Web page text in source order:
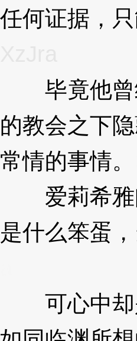
任何证据，
毕竟他曾
的教会之下
常情的事情。
爱莉希雅
是什么笨蛋
可心中却